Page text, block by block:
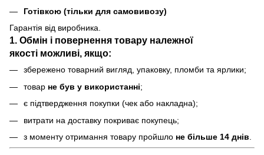
Готівкою (тільки для самовивозу)
Гарантія від виробника.
1. Обмін і повернення товару належної
якості можливі, якщо:
збережено товарний вигляд, упаковку, пломби та ярлики;
товар не був у використанні;
є підтвердження покупки (чек або накладна);
витрати на доставку покриває покупець;
з моменту отримання товару пройшло не більше 14 днів